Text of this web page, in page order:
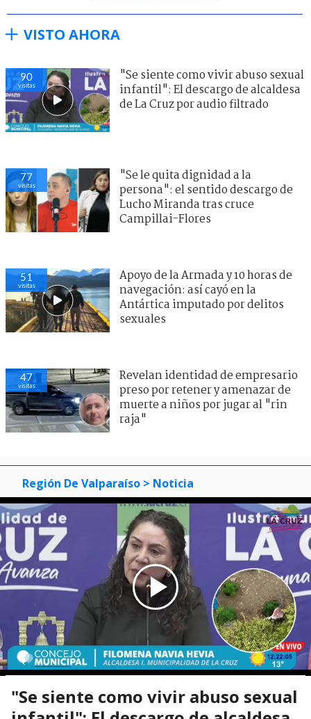
VISTO AHORA
90
visitas
"Se siente como vivir abuso sexual
infantil": El descargo de alcaldesa
de La Cruz por audio filtrado
77
visitas
"Se le quita dignidad a la
persona": el sentido descargo de
Lucho Miranda tras cruce
Campillai-Flores
51
visitas
Apoyo de la Armada y 10 horas de
navegación: así cayó en la
Antártica imputado por delitos
sexuales
47
visitas
Revelan identidad de empresario
preso por retener y amenazar de
muerte a niños por jugar al "rin
raja"
Región De Valparaíso > Noticia
"Se siente como vivir abuso sexual